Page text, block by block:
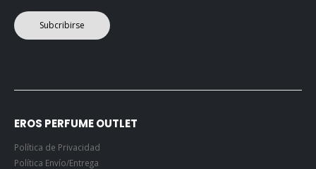
Subcribirse
EROS PERFUME OUTLET
Política de Privacidad
Política Envío/Entrega